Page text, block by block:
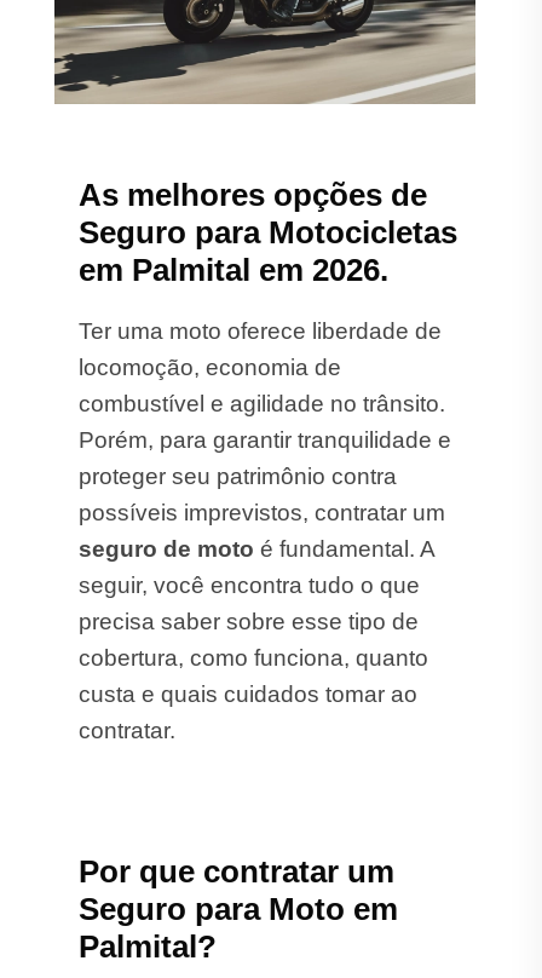
As melhores opções de
Seguro para Motocicletas
em Palmital em 2026.
Ter uma moto oferece liberdade de
locomoção, economia de
combustível e agilidade no trânsito.
Porém, para garantir tranquilidade e
proteger seu patrimônio contra
possíveis imprevistos, contratar um
seguro de moto é fundamental. A
seguir, você encontra tudo o que
precisa saber sobre esse tipo de
cobertura, como funciona, quanto
custa e quais cuidados tomar ao
contratar.
Por que contratar um
Seguro para Moto em
Palmital?